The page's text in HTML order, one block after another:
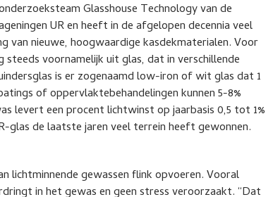
Glasshouse Technology van de
UR en heeft in de afgelopen decennia veel
van nieuwe, hoogwaardige kasdekmaterialen. Voor
voornamelijk uit glas, dat in verschillende
is er zogenaamd low-iron of wit glas dat 1
of oppervlaktebehandelingen kunnen 5-8%
levert een procent lichtwinst op jaarbasis 0,5 tot 1%
de laatste jaren veel terrein heeft gewonnen.
lichtminnende gewassen flink opvoeren. Vooral
in het gewas en geen stress veroorzaakt. “Dat